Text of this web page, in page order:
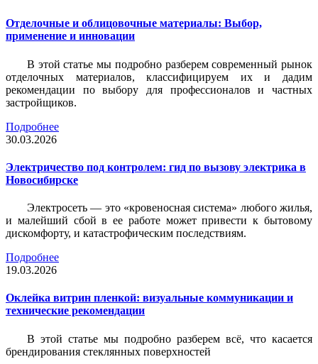
Отделочные и облицовочные материалы: Выбор,
применение и инновации
В этой статье мы подробно разберем современный рынок
отделочных материалов, классифицируем их и дадим
рекомендации по выбору для профессионалов и частных
застройщиков.
Подробнее
30.03.2026
Электричество под контролем: гид по вызову электрика в
Новосибирске
Электросеть — это «кровеносная система» любого жилья,
и малейший сбой в ее работе может привести к бытовому
дискомфорту, и катастрофическим последствиям.
Подробнее
19.03.2026
Оклейка витрин пленкой: визуальные коммуникации и
технические рекомендации
В этой статье мы подробно разберем всё, что касается
брендирования стеклянных поверхностей